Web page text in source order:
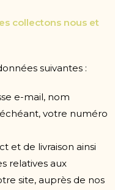
collectons nous et
suivantes :
e-mail, nom
votre numéro
de livraison ainsi
relatives aux
site, auprès de nos